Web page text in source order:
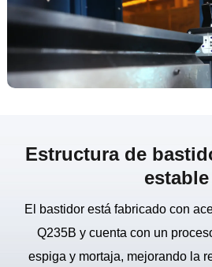
Estructura de
estable
El bastidor está fabricado con
Q235B y cuenta con un
espiga y mortaja, mejorando la